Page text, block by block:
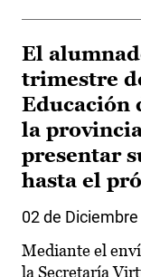
El
trimestre
Educación
la
presentar
hasta el
02 de
Mediante el
la Secretaría